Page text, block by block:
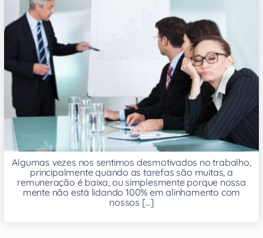
Algumas vezes nos sentimos desmotivados no trabalho,
principalmente quando as tarefas são muitas, a
remuneração é baixa, ou simplesmente porque nossa
mente não está lidando 100% em alinhamento com
nossos [...]